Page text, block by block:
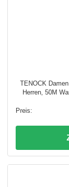
TENOCK
Herren, 50M